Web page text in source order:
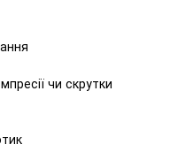
чи скрутки